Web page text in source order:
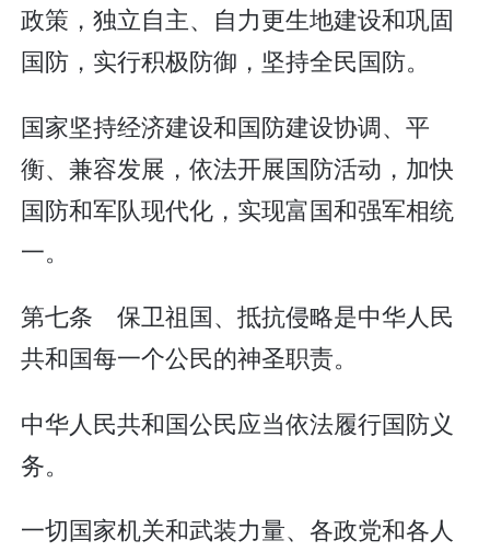
政策，独立自主、自力更生地建设和巩固
国防，实行积极防御，坚持全民国防。
国家坚持经济建设和国防建设协调、平
衡、兼容发展，依法开展国防活动，加快
国防和军队现代化，实现富国和强军相统
一。
第七条 保卫祖国、抵抗侵略是中华人民
共和国每一个公民的神圣职责。
中华人民共和国公民应当依法履行国防义
务。
一切国家机关和武装力量、各政党和各人